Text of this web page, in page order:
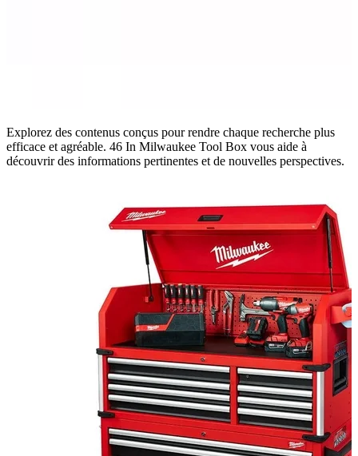
Explorez des contenus conçus pour rendre chaque recherche plus
efficace et agréable. 46 In Milwaukee Tool Box vous aide à
découvrir des informations pertinentes et de nouvelles perspectives.